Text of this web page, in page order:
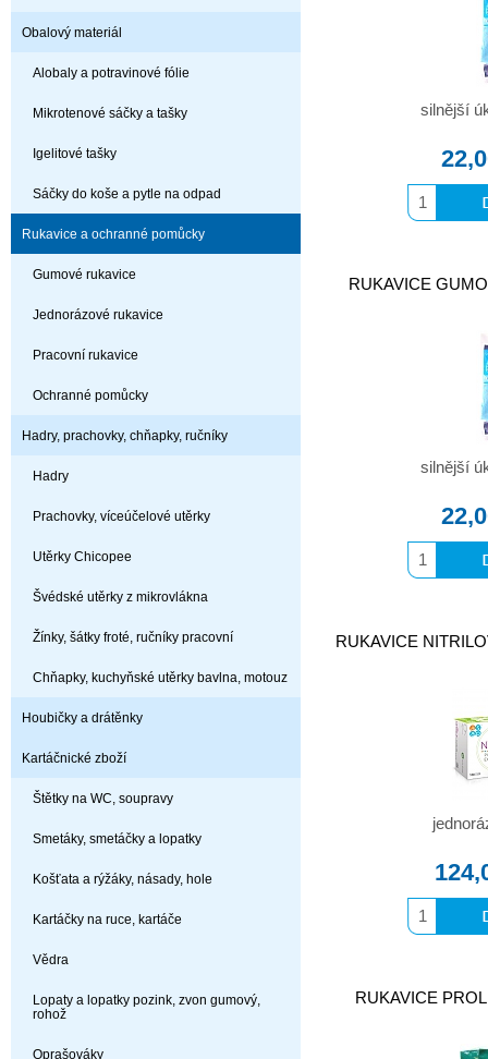
Obalový materiál
Alobaly a potravinové fólie
Mikrotenové sáčky a tašky
Igelitové tašky
Sáčky do koše a pytle na odpad
Rukavice a ochranné pomůcky
Gumové rukavice
Jednorázové rukavice
Pracovní rukavice
Ochranné pomůcky
Hadry, prachovky, chňapky, ručníky
Hadry
Prachovky, víceúčelové utěrky
Utěrky Chicopee
Švédské utěrky z mikrovlákna
Žínky, šátky froté, ručníky pracovní
Chňapky, kuchyňské utěrky bavlna, motouz
Houbičky a drátěnky
Kartáčnické zboží
Štětky na WC, soupravy
Smetáky, smetáčky a lopatky
Košťata a rýžáky, násady, hole
Kartáčky na ruce, kartáče
Vědra
Lopaty a lopatky pozink, zvon gumový,
rohož
Oprašováky
silnější
RUKAVICE
silnější
RUKAVICE
RUKAVICE